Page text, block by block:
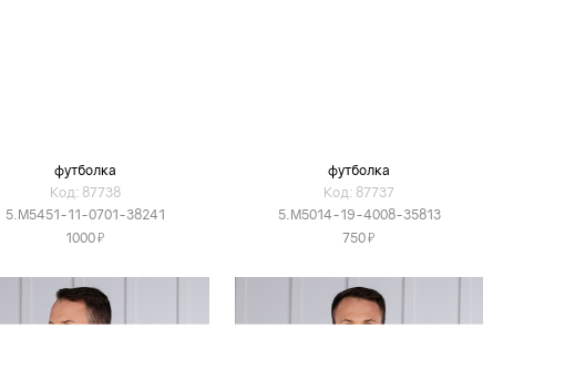
футболка
Код: 87738
5.M5451-11-0701-38241
1000Я
футболка
Код: 87737
5.M5014-19-4008-35813
750Я